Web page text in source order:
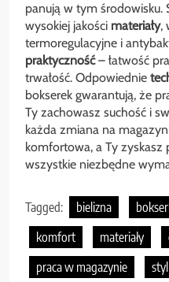
panują w tym środowisku.
wysokiej jakości materiały,
termoregulacyjne i
praktyczność– łatwość
trwałość. Odpowiednie
bokserek gwarantują, że
Ty zachowasz suchość i
każda zmiana na
komfortowa, a Ty zyskasz
wszystkie niezbędne
Tagged: bielizna
komfort
materiały
praca w magazynie
styl